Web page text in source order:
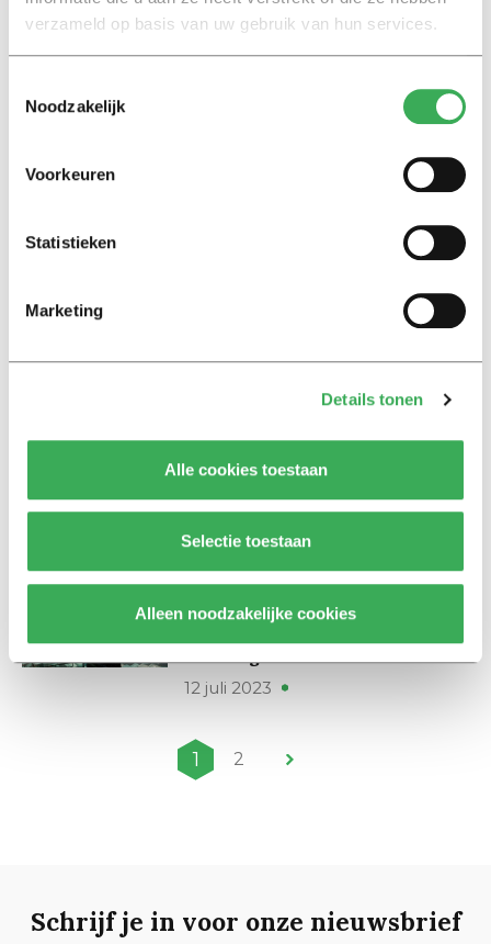
verzameld op basis van uw gebruik van hun services.
Noodzakelijk
Voorkeuren
Statistieken
Marketing
Details tonen
Alle cookies toestaan
Selectie toestaan
Alleen noodzakelijke cookies
Column
Tilburg vote-getter Lahlah
Lahlah tweede op lijst
GroenLinks-PvdA bij
12 september 2023
Zomerserie
Esmah Lahlah: ‘Deze
12 juli 2023
1 2
Schrijf je in voor onze nieuwsbrief